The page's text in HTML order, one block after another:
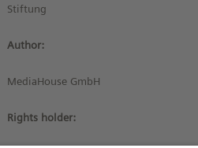
Stiftung
Author:
MediaHouse GmbH
Rights holder: